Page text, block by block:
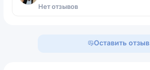
Нет отзывов
Оставить отзыв